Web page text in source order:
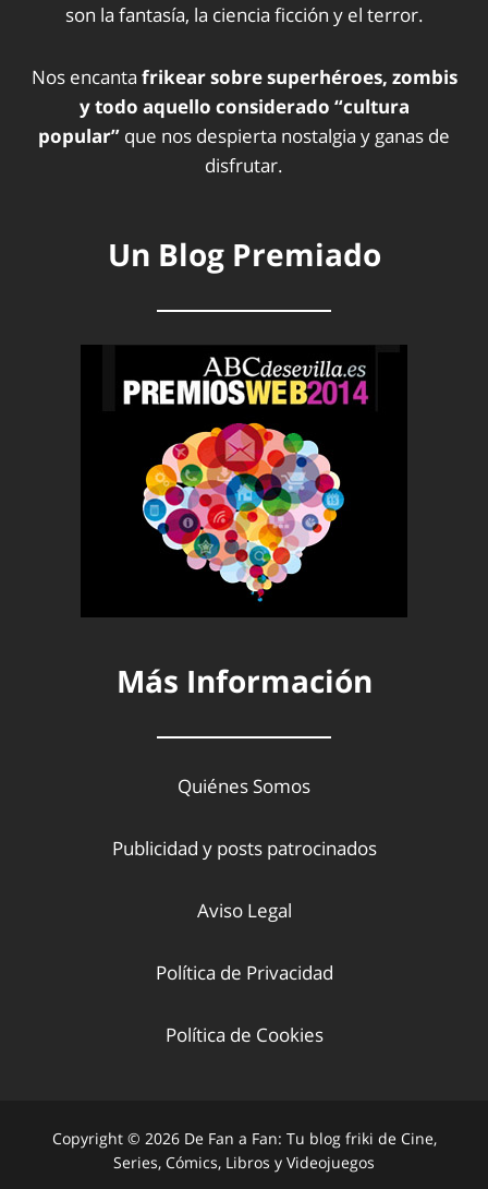
son la fantasía, la ciencia ficción y el terror.
Nos encanta frikear sobre superhéroes, zombis
y todo aquello considerado “cultura
popular” que nos despierta nostalgia y ganas de
disfrutar.
Un Blog Premiado
Más Información
Quiénes Somos
Publicidad y posts patrocinados
Aviso Legal
Política de Privacidad
Política de Cookies
Copyright © 2026 De Fan a Fan: Tu blog friki de Cine,
Series, Cómics, Libros y Videojuegos